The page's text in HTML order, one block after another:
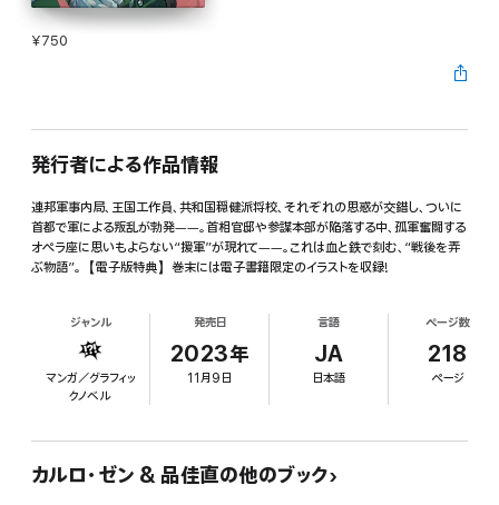
¥750
発行者による作品情報
連邦軍事内局、王国工作員、共和国穏健派将校、それぞれの思惑が交錯し、ついに
首都で軍による叛乱が勃発――。首相官邸や参謀本部が陥落する中、孤軍奮闘する
オペラ座に思いもよらない“援軍”が現れて――。これは血と鉄で刻む、“戦後を弄
ぶ物語”。【電子版特典】巻末には電子書籍限定のイラストを収録!
ジャンル
マンガ／グラフィッ
クノベル
発売日
2023年
11月9日
言語
JA
日本語
ページ数
218
ページ
カルロ・ゼン & 品佳直の他のブック